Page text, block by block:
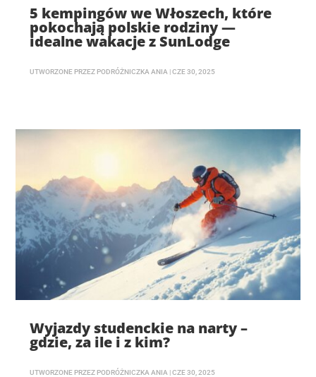
5 kempingów we Włoszech, które
pokochają polskie rodziny —
idealne wakacje z SunLodge
UTWORZONE PRZEZ PODRÓŻNICZKA ANIA |CZE 30, 2025
Wyjazdy studenckie na narty –
gdzie, za ile i z kim?
UTWORZONE PRZEZ PODRÓŻNICZKA ANIA |CZE 30, 2025